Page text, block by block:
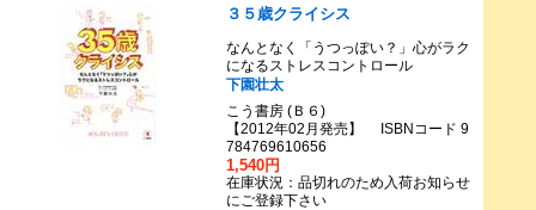
３５歳クライシス
なんとなく「うつっぽい？」心がラク
になるストレスコントロール
下園壮太
こう書房 (Ｂ６)
【2012年02月発売】 ISBNコード 9
784769610656
1,540円
在庫状況：品切れのため入荷お知らせ
にご登録下さい